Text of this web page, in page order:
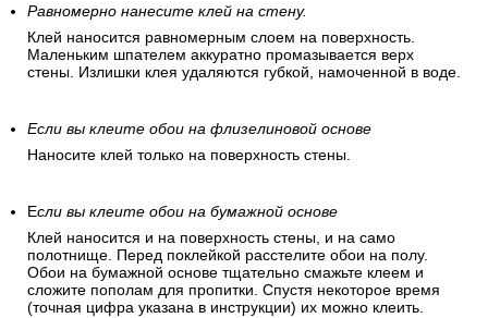
Равномерно нанесите клей на стену.
Клей наносится равномерным слоем на поверхность.
Маленьким шпателем аккуратно промазывается верх
стены. Излишки клея удаляются губкой, намоченной в воде.
Если вы клеите обои на флизелиновой основе
Наносите клей только на поверхность стены.
Если вы клеите обои на бумажной основе
Клей наносится и на поверхность стены, и на само
полотнище. Перед поклейкой расстелите обои на полу.
Обои на бумажной основе тщательно смажьте клеем и
сложите пополам для пропитки. Спустя некоторое время
(точная цифра указана в инструкции) их можно клеить.